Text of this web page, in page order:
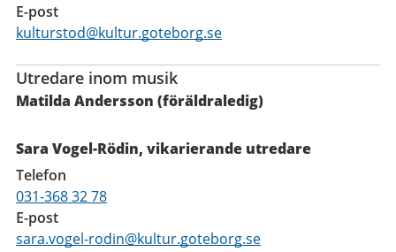
E-post
kulturstod@kultur.goteborg.se
Utredare inom musik
Matilda Andersson (föräldraledig)
Sara Vogel-Rödin, vikarierande utredare
Telefon
031-368 32 78
E-post
sara.vogel-rodin@kultur.goteborg.se